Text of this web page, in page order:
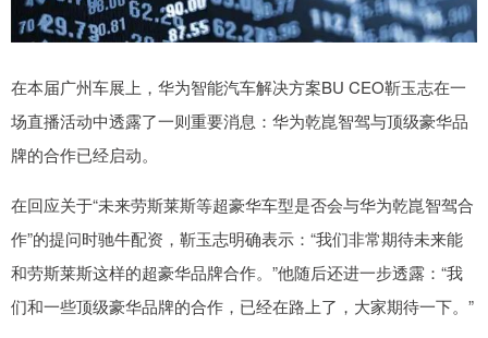
在本届广州车展上，华为智能汽车解决方案BU CEO靳玉志在一
场直播活动中透露了一则重要消息：华为乾崑智驾与顶级豪华品
牌的合作已经启动。
在回应关于“未来劳斯莱斯等超豪华车型是否会与华为乾崑智驾合
作”的提问时驰牛配资，靳玉志明确表示：“我们非常期待未来能
和劳斯莱斯这样的超豪华品牌合作。”他随后还进一步透露：“我
们和一些顶级豪华品牌的合作，已经在路上了，大家期待一下。”